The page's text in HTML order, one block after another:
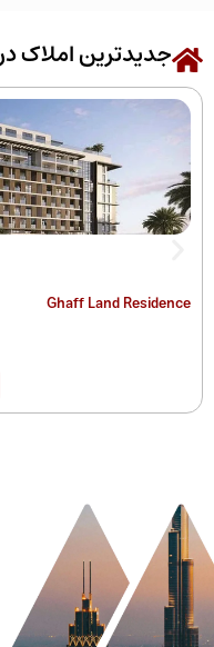
املاک در دبی
Ghaff
بردارید!
نام و